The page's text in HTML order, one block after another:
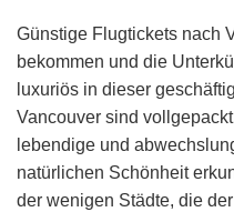
Günstige Flugtickets nach
bekommen und die
luxuriös in dieser
Vancouver sind
lebendige und
natürlichen Schönheit
der wenigen Städte, die